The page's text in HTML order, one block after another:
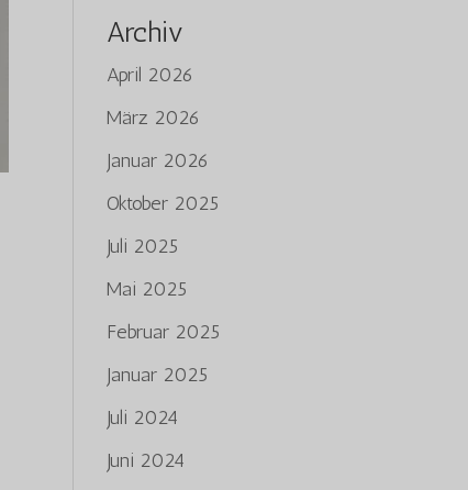
Archiv
April 2026
März 2026
Januar 2026
Oktober 2025
Juli 2025
Mai 2025
Februar 2025
Januar 2025
Juli 2024
Juni 2024